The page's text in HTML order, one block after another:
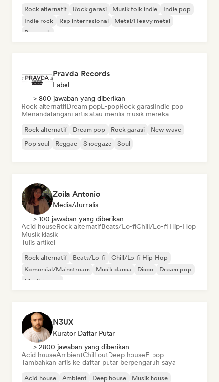
Rock alternatif Rock garasi Musik folk indie
Indie pop
Indie rock
Rap internasional
Metal/Heavy metal
Pop rock
Pravda Records
Label
> 800 jawaban yang diberikan
Rock alternatifDream popE-popRock garasiIndie pop
Menandatangani artis atau merilis musik mereka
Rock alternatif Dream pop Rock garasi
New wave
Pop soul
Reggae Shoegaze Soul
Zoila Antonio
Media/Jurnalis
> 100 jawaban yang diberikan
Acid houseRock alternatifBeats/Lo-fiChill/Lo-fi Hip-Hop
Musik klasik
Tulis artikel
Rock alternatif Beats/Lo-fi
Chill/Lo-fi Hip-Hop
Komersial/Mainstream
Musik dansa Disco
Dream pop
Musik house
N3UX
Kurator Daftar Putar
> 2800 jawaban yang diberikan
Acid houseAmbientChill outDeep houseE-pop
Tambahkan artis ke daftar putar berpengaruh saya
Acid house Ambient Deep house
Musik house